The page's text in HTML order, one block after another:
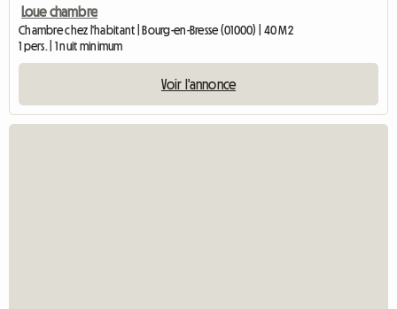
Loue chambre
Chambre chez l'habitant | Bourg-en-Bresse (01000) | 40 M2
1 pers. | 1 nuit minimum
Voir l'annonce